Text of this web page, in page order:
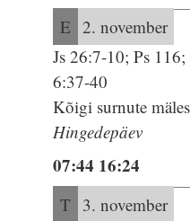
E 2. november
Js 26:7-10; Ps
6:37-40
Kõigi surnute
Hingedepäev
07:44 16:24
T 3. november